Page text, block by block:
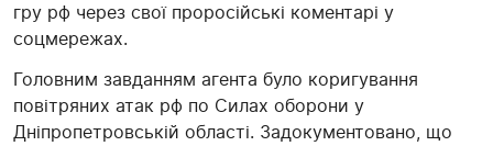
гру рф через свої проросійські коментарі у
соцмережах.
Головним завданням агента було коригування
повітряних атак рф по Силах оборони у
Дніпропетровській області. Задокументовано, що